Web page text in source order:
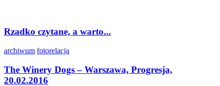
Rzadko czytane, a warto...
archiwum fotorelacja
The Winery Dogs – Warszawa, Progresja,
20.02.2016